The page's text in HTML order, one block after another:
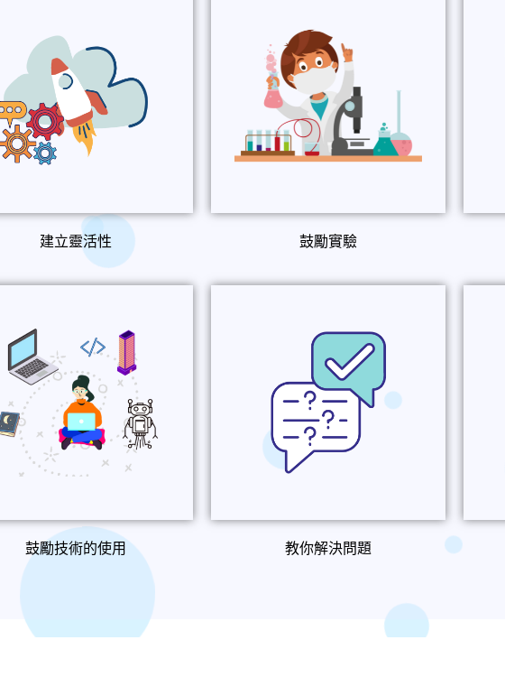
建立靈活性 鼓勵實驗
鼓勵技術的使用 教你解決問題